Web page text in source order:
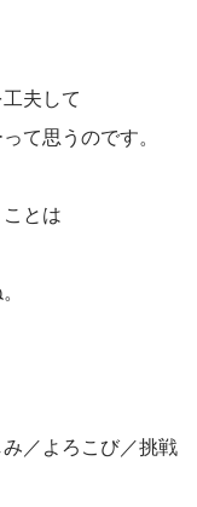
夫して
て思うのです。
とは
／よろこび／挑戦